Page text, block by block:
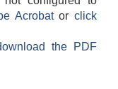
Acrobatorclick
the PDF